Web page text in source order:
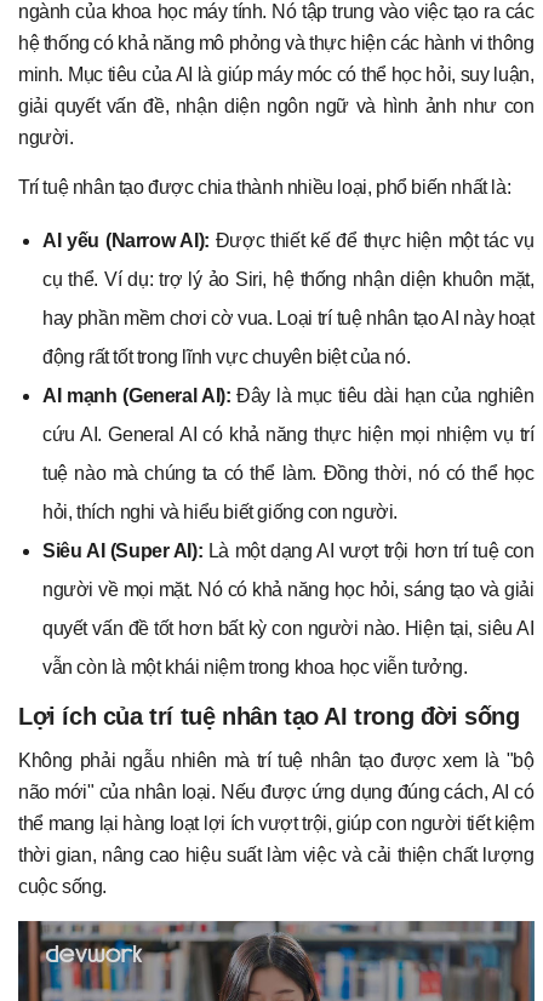
ngành của khoa học máy tính. Nó tập trung vào việc tạo ra các
hệ thống có khả năng mô phỏng và thực hiện các hành vi thông
minh. Mục tiêu của AI là giúp máy móc có thể học hỏi, suy luận,
giải quyết vấn đề, nhận diện ngôn ngữ và hình ảnh như con
người.
Trí tuệ nhân tạo được chia thành nhiều loại, phổ biến nhất là:
AI yếu (Narrow AI): Được thiết kế để thực hiện một tác vụ
cụ thể. Ví dụ: trợ lý ảo Siri, hệ thống nhận diện khuôn mặt,
hay phần mềm chơi cờ vua. Loại trí tuệ nhân tạo AI này hoạt
động rất tốt trong lĩnh vực chuyên biệt của nó.
AI mạnh (General AI): Đây là mục tiêu dài hạn của nghiên
cứu AI. General AI có khả năng thực hiện mọi nhiệm vụ trí
tuệ nào mà chúng ta có thể làm. Đồng thời, nó có thể học
hỏi, thích nghi và hiểu biết giống con người.
Siêu AI (Super AI): Là một dạng AI vượt trội hơn trí tuệ con
người về mọi mặt. Nó có khả năng học hỏi, sáng tạo và giải
quyết vấn đề tốt hơn bất kỳ con người nào. Hiện tại, siêu AI
vẫn còn là một khái niệm trong khoa học viễn tưởng.
Lợi ích của trí tuệ nhân tạo AI trong đời sống
Không phải ngẫu nhiên mà trí tuệ nhân tạo được xem là "bộ
não mới" của nhân loại. Nếu được ứng dụng đúng cách, AI có
thể mang lại hàng loạt lợi ích vượt trội, giúp con người tiết kiệm
thời gian, nâng cao hiệu suất làm việc và cải thiện chất lượng
cuộc sống.